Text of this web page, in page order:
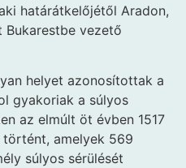
határátkelőjétől Aradon,
Bukarestbe vezető
helyet azonosítottak a
gyakoriak a súlyos
az elmúlt öt évben 1517
amelyek 569
súlyos sérülését